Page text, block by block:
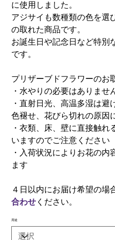
に使用しました。
アジサイも数種類の色を選
の取れた商品です。
お誕生日や記念日など特別
です。
プリザーブドフラワーのお
・水やりの必要はありませ
・直射日光、高温多湿は避
色褪せ、花びら切れの原因
・衣類、床、壁に直接触
いますのでご注意ください
・入荷状況によりお花の内
ます
４日以内にお届け希望の場
合わせ ください。
用途